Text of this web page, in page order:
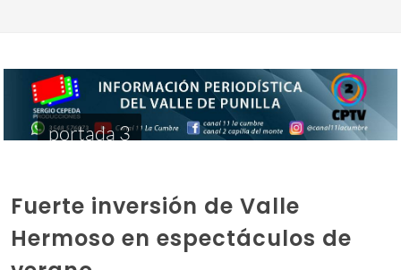
portada 3
Fuerte inversión de Valle
Hermoso en espectáculos de